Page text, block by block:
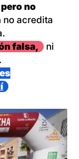
pero no
no acredita
falsa,
ni